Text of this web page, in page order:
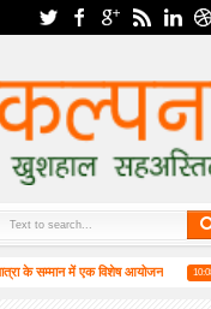
के सम्मान में एक विशेष आयोजन 10:08 AM